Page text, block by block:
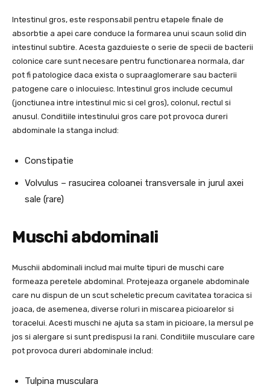
Intestinul gros, este responsabil pentru etapele finale de
absorbtie a apei care conduce la formarea unui scaun solid din
intestinul subtire. Acesta gazduieste o serie de specii de bacterii
colonice care sunt necesare pentru functionarea normala, dar
pot fi patologice daca exista o supraaglomerare sau bacterii
patogene care o inlocuiesc. Intestinul gros include cecumul
(jonctiunea intre intestinul mic si cel gros), colonul, rectul si
anusul. Conditiile intestinului gros care pot provoca dureri
abdominale la stanga includ:
Constipatie
Volvulus – rasucirea coloanei transversale in jurul axei
sale (rare)
Muschi abdominali
Muschii abdominali includ mai multe tipuri de muschi care
formeaza peretele abdominal. Protejeaza organele abdominale
care nu dispun de un scut scheletic precum cavitatea toracica si
joaca, de asemenea, diverse roluri in miscarea picioarelor si
toracelui. Acesti muschi ne ajuta sa stam in picioare, la mersul pe
jos si alergare si sunt predispusi la rani. Conditiile musculare care
pot provoca dureri abdominale includ:
Tulpina musculara